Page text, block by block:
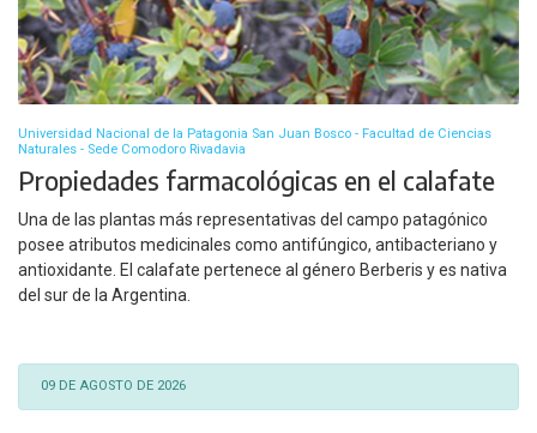
Universidad Nacional de la Patagonia San Juan Bosco - Facultad de Ciencias
Naturales - Sede Comodoro Rivadavia
Propiedades farmacológicas en el calafate
Una de las plantas más representativas del campo patagónico
posee atributos medicinales como antifúngico, antibacteriano y
antioxidante. El calafate pertenece al género Berberis y es nativa
del sur de la Argentina.
09 DE AGOSTO DE 2026